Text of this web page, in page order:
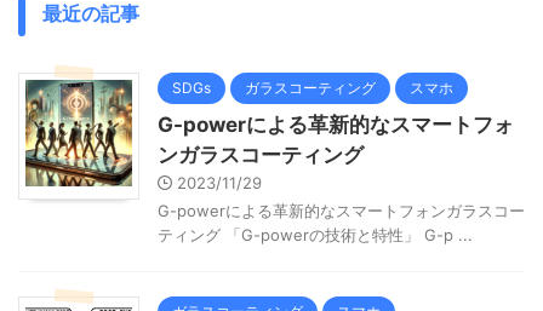
最近の記事
SDGs ガラスコーティング スマホ
G-powerによる革新的なスマートフォ
ンガラスコーティング
2023/11/29
G-powerによる革新的なスマートフォンガラスコー
ティング 「G-powerの技術と特性」 G-p ...